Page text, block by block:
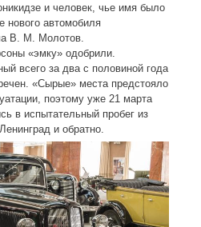
и человек, чье имя было
нового автомобиля
В. М. Молотов.
«эмку» одобрили.
всего за два с половиной года
«Сырые» места предстояло
поэтому уже 21 марта
в испытательный пробег из
и обратно.